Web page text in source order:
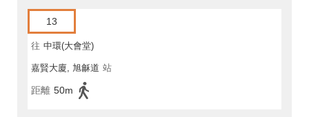
13
往 中環(大會堂)
嘉賢大廈, 旭龢道 站
距離 50m